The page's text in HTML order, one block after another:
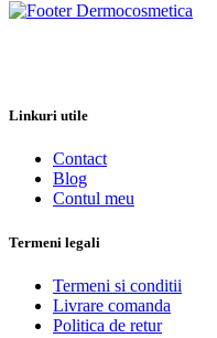
Linkuri utile
Contact
Blog
Contul meu
Termeni legali
Termeni si conditii
Livrare comanda
Politica de retur